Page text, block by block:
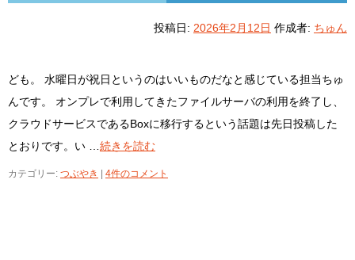
投稿日: 2026年2月12日 作成者: ちゅん
ども。 水曜日が祝日というのはいいものだなと感じている担当ちゅ
んです。 オンプレで利用してきたファイルサーバの利用を終了し、
クラウドサービスであるBoxに移行するという話題は先日投稿した
とおりです。い … 続きを読む
カテゴリー: つぶやき 4件のコメント